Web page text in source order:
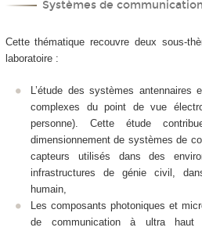
Systèmes de communication
Cette thématique recouvre deux sous-
laboratoire :
L’étude des systèmes
complexes du point de vue
personne). Cette étude
dimensionnement de systèmes de
capteurs utilisés dans des
infrastructures de génie civil,
humain,
Les composants photoniques et
de communication à ultra